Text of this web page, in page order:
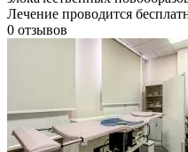
Лечение проводится
0 отзывов